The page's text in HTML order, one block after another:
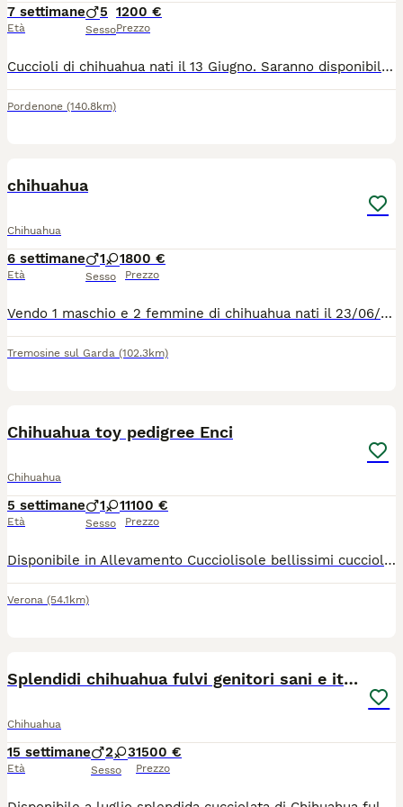
7 settimane
Età
5
Sesso
1200 €
Prezzo
Cuccioli di chihuahua nati il 13 Giugno. Saranno disponibili metà Agosto con microchip e primo vaccino. Per altre informazioni in privato. Cuccioli con pedigree ENCI. Genitori visibili.
Pordenone (140.8km)
chihuahua
Chihuahua
6 settimane
Età
1 1
Sesso
800 €
Prezzo
Vendo 1 maschio e 2 femmine di chihuahua nati il 23/06/2026 i cuccioli sono cresciuti in casa in ambiente familiare e verranno ceduti con vaccinazione, sverminazione e microcip, la mamma è quella marrone e pesa 2 LG il papà è quello bianco e pesa 2.5 kg
Tremosine sul Garda (102.3km)
Chihuahua toy pedigree Enci
Chihuahua
5 settimane
Età
1 1
Sesso
1100 €
Prezzo
Disponibile in Allevamento Cucciolisole bellissimi cuccioli di chihuahua si vari colori che si consegnano DI PERSONA in tutta ITALIA dal 20 agosto in poi. I cuccioli avranno doppia sverminazione, primo e secondo vaccino, libretto sanitario e visita veterinaria, microchip con relativo passaggio di proprietà, pedigree Enci e trattamento antiparassitario. Saranno abituati all'uso della traversina igienica e socializzati con altri cani e gatti. Crescono in famiglia giocando con bambini... Allevamento CUCCIOLISOLE anche whatapp
Verona (54.1km)
Splendidi chihuahua fulvi genitori sani e italiani
Chihuahua
15 settimane
Età
2 3
Sesso
1500 €
Prezzo